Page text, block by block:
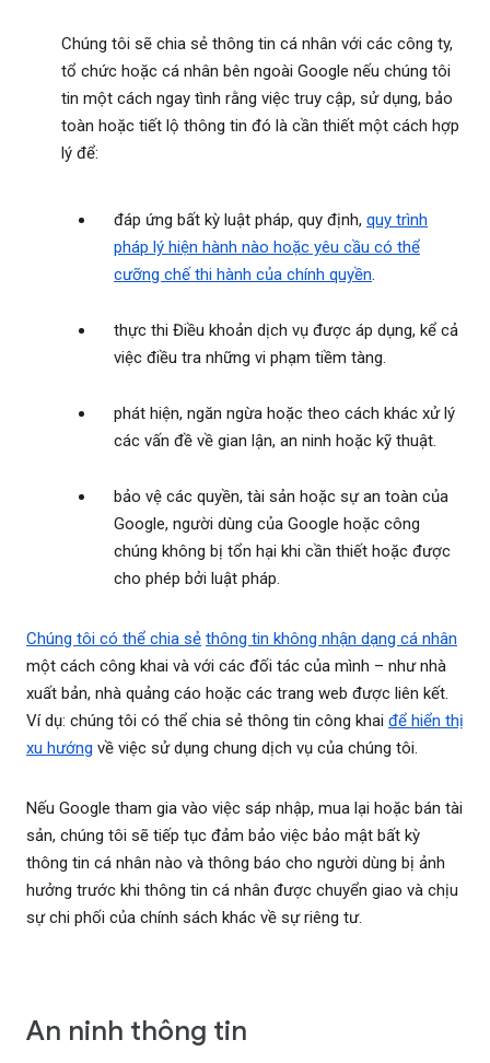
Chúng tôi sẽ chia sẻ thông tin cá nhân với các công ty,
tổ chức hoặc cá nhân bên ngoài Google nếu chúng tôi
tin một cách ngay tình rằng việc truy cập, sử dụng, bảo
toàn hoặc tiết lộ thông tin đó là cần thiết một cách hợp
lý để:
đáp ứng bất kỳ luật pháp, quy định, quy trình
pháp lý hiện hành nào hoặc yêu cầu có thể
cưỡng chế thi hành của chính quyền.
thực thi Điều khoản dịch vụ được áp dụng, kể cả
việc điều tra những vi phạm tiềm tàng.
phát hiện, ngăn ngừa hoặc theo cách khác xử lý
các vấn đề về gian lận, an ninh hoặc kỹ thuật.
bảo vệ các quyền, tài sản hoặc sự an toàn của
Google, người dùng của Google hoặc công
chúng không bị tổn hại khi cần thiết hoặc được
cho phép bởi luật pháp.
Chúng tôi có thể chia sẻ thông tin không nhận dạng cá nhân
một cách công khai và với các đối tác của mình – như nhà
xuất bản, nhà quảng cáo hoặc các trang web được liên kết.
Ví dụ: chúng tôi có thể chia sẻ thông tin công khai để hiển thị
xu hướng về việc sử dụng chung dịch vụ của chúng tôi.
Nếu Google tham gia vào việc sáp nhập, mua lại hoặc bán tài
sản, chúng tôi sẽ tiếp tục đảm bảo việc bảo mật bất kỳ
thông tin cá nhân nào và thông báo cho người dùng bị ảnh
hưởng trước khi thông tin cá nhân được chuyển giao và chịu
sự chi phối của chính sách khác về sự riêng tư.
An ninh thông tin